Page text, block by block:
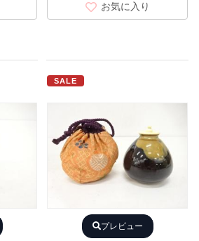
お気に入り
SALE
プレビュー